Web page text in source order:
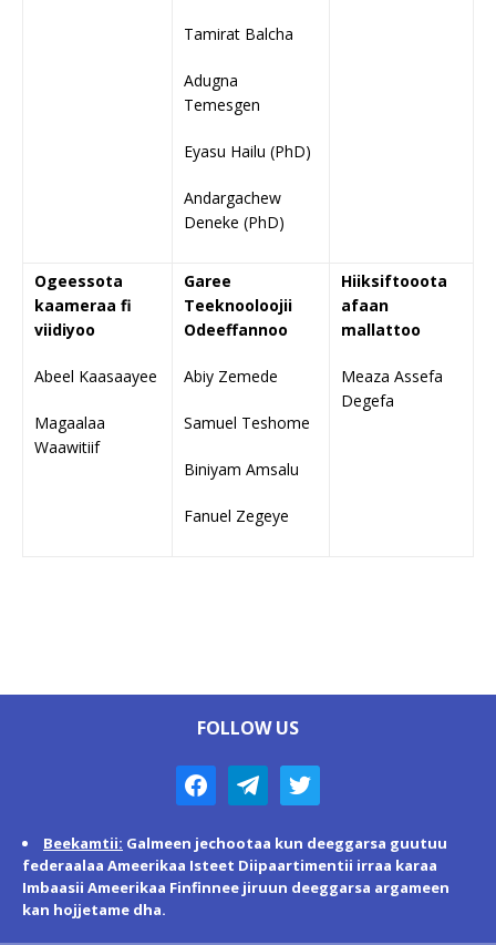
Tamirat Balcha
Adugna
Temesgen
Eyasu Hailu (PhD)
Andargachew
Deneke (PhD)
Ogeessota
kaameraa fi
viidiyoo
Abeel Kaasaayee
Magaalaa
Waawitiif
Garee
Teeknooloojii
Odeeffannoo
Abiy Zemede
Samuel Teshome
Biniyam Amsalu
Fanuel Zegeye
Hiiksiftooota
afaan
mallattoo
Meaza Assefa
Degefa
FOLLOW US
Beekamtii: Galmeen jechootaa kun deeggarsa guutuu
federaalaa Ameerikaa Isteet Diipaartimentii irraa karaa
Imbaasii Ameerikaa Finfinnee jiruun deeggarsa argameen
kan hojjetame dha.